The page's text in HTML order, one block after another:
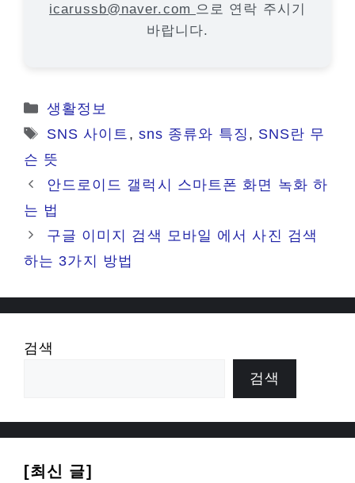
icarussb@naver.com 으로 연락 주시기
바랍니다.
카
테
리
생활정보
태
그
SNS 사이트 , sns 종류와 특징 , SNS란 무
슨 뜻
안드로이드 갤럭시 스마트폰 화면 녹화 하
는 법
구글 이미지 검색 모바일 에서 사진 검색
하는 3가지 방법
검색
검색
[최신 글]